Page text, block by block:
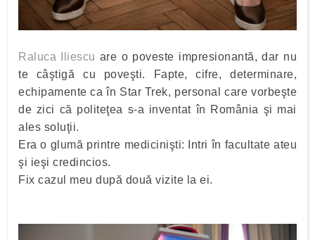
Raluca Iliescu are o poveste impresionantă, dar nu
te câştigă cu poveşti. Fapte, cifre, determinare,
echipamente ca în Star Trek, personal care vorbeşte
de zici că politeţea s-a inventat în România şi mai
ales soluţii.
Era o glumă printre medicinişti: Intri în facultate ateu
şi ieşi credincios.
Fix cazul meu după două vizite la ei.